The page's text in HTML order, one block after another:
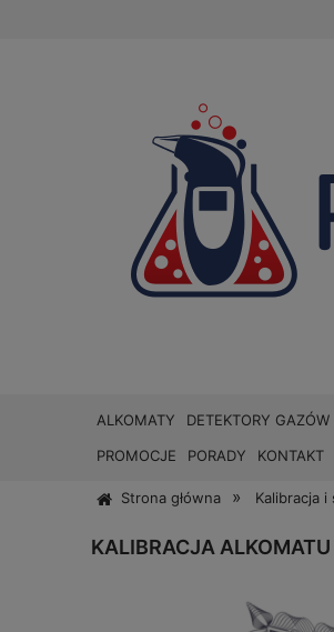
ALKOMATY DETEKTORY GAZÓW
PROMOCJE
PORADY KONTAKT
Strona główna » Kalibracja
KALIBRACJA